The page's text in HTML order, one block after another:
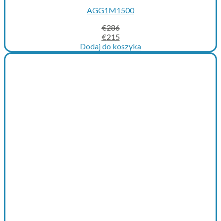
AGG1M1500
€286
Original
price
was:
€215Current
price
is:
Dodaj do koszyka